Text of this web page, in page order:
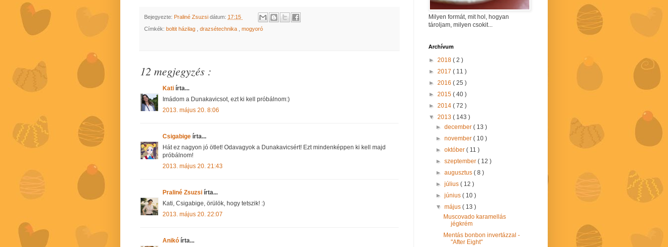
Bejegyezte: Praliné Zsuzsi dátum: 17:15
Címkék: boltit házilag drazsétechnika mogyoró
12 megjegyzés :
Kati írta...
Imádom a Dunakavicsot, ezt ki kell próbálnom:)
2013. május 20. 8:06
Csigabige írta...
Hát ez nagyon jó ötlet! Odavagyok a Dunakavicsért! Ezt mindenképpen ki kell majd
próbálnom!
2013. május 20. 21:43
Praliné Zsuzsi írta...
Kati, Csigabige, örülök, hogy tetszik! :)
2013. május 20. 22:07
Anikó írta...
Milyen formát, mit hol, hogyan
tároljam, milyen csokit...
Archívum
► 2018 ( 2 )
► 2017 ( 11 )
► 2016 ( 25 )
► 2015 ( 40 )
► 2014 ( 72 )
▼ 2013 ( 143 )
►december( 13 )
►november( 10 )
►október( 11 )
►szeptember( 12 )
►augusztus( 8 )
►július( 12 )
►június( 10 )
▼május( 13 )
Muscovado karamellás
jégkrém
Mentás bonbon invertázzal -
"After Eight"